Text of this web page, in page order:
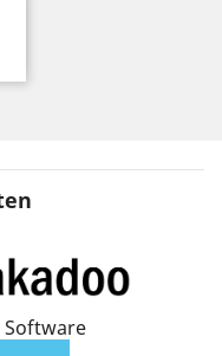
Software